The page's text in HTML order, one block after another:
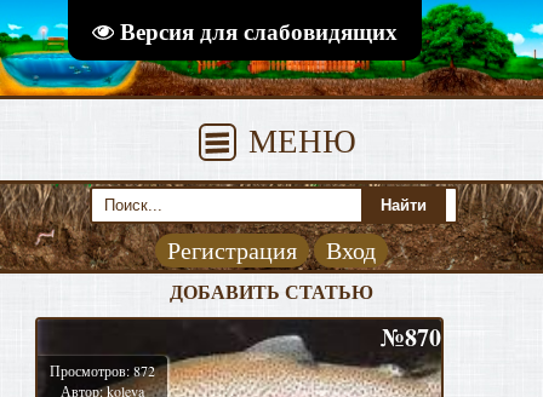
Версия для слабовидящих
МЕНЮ
Регистрация Вход
ДОБАВИТЬ СТАТЬЮ
№870
Просмотров: 872
Автор: koleva